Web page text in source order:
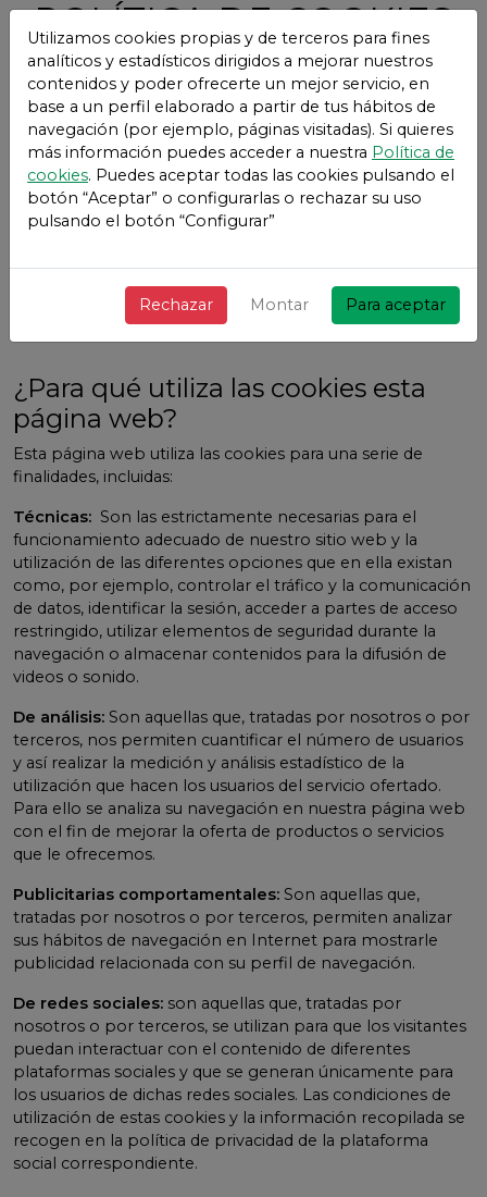
POLÍTICA DE COOKIES
Vivetix Argentina
¿Qué son las cookies?
Este sitio web utiliza cookies y/o tecnologías similares que
almacenan y recuperan información cuando navegas. En
general, estas tecnologías pueden servir para finalidades
muy diversas, como, por ejemplo, reconocerte como
usuario, obtener información sobre tus hábitos de
tecnologías se describen a continuación.
¿Para qué utiliza las cookies esta
página web?
Esta página web utiliza las cookies para una serie de
finalidades, incluidas:
Técnicas: Son las estrictamente necesarias para el
funcionamiento adecuado de nuestro sitio web y la
utilización de las diferentes opciones que en ella existan
como, por ejemplo, controlar el tráfico y la comunicación
de datos, identificar la sesión, acceder a partes de acceso
restringido, utilizar elementos de seguridad durante la
navegación o almacenar contenidos para la difusión de
videos o sonido.
De análisis: Son aquellas que, tratadas por nosotros o por
terceros, nos permiten cuantificar el número de usuarios
y así realizar la medición y análisis estadístico de la
utilización que hacen los usuarios del servicio ofertado.
Para ello se analiza su navegación en nuestra página web
con el fin de mejorar la oferta de productos o servicios
que le ofrecemos.
Publicitarias comportamentales: Son aquellas que,
tratadas por nosotros o por terceros, permiten analizar
sus hábitos de navegación en Internet para mostrarle
publicidad relacionada con su perfil de navegación.
De redes sociales: son aquellas que, tratadas por
nosotros o por terceros, se utilizan para que los visitantes
puedan interactuar con el contenido de diferentes
plataformas sociales y que se generan únicamente para
los usuarios de dichas redes sociales. Las condiciones de
utilización de estas cookies y la información recopilada se
recogen en la política de privacidad de la plataforma
social correspondiente.
Utilizamos cookies propias y de terceros para fines
analíticos y estadísticos dirigidos a mejorar nuestros
contenidos y poder ofrecerte un mejor servicio, en
base a un perfil elaborado a partir de tus hábitos de
navegación (por ejemplo, páginas visitadas). Si quieres
más información puedes acceder a nuestra Política de
cookies. Puedes aceptar todas las cookies pulsando el
botón “Aceptar” o configurarlas o rechazar su uso
pulsando el botón “Configurar”
Rechazar Montar Para aceptar